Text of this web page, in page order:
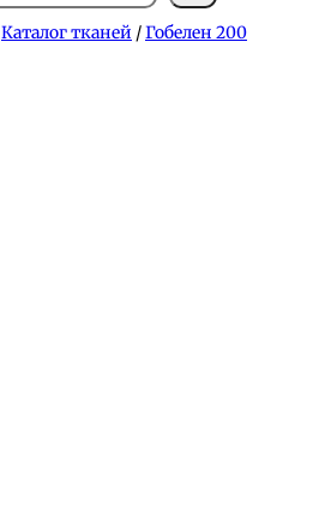
Каталог тканей /Гобелен 200